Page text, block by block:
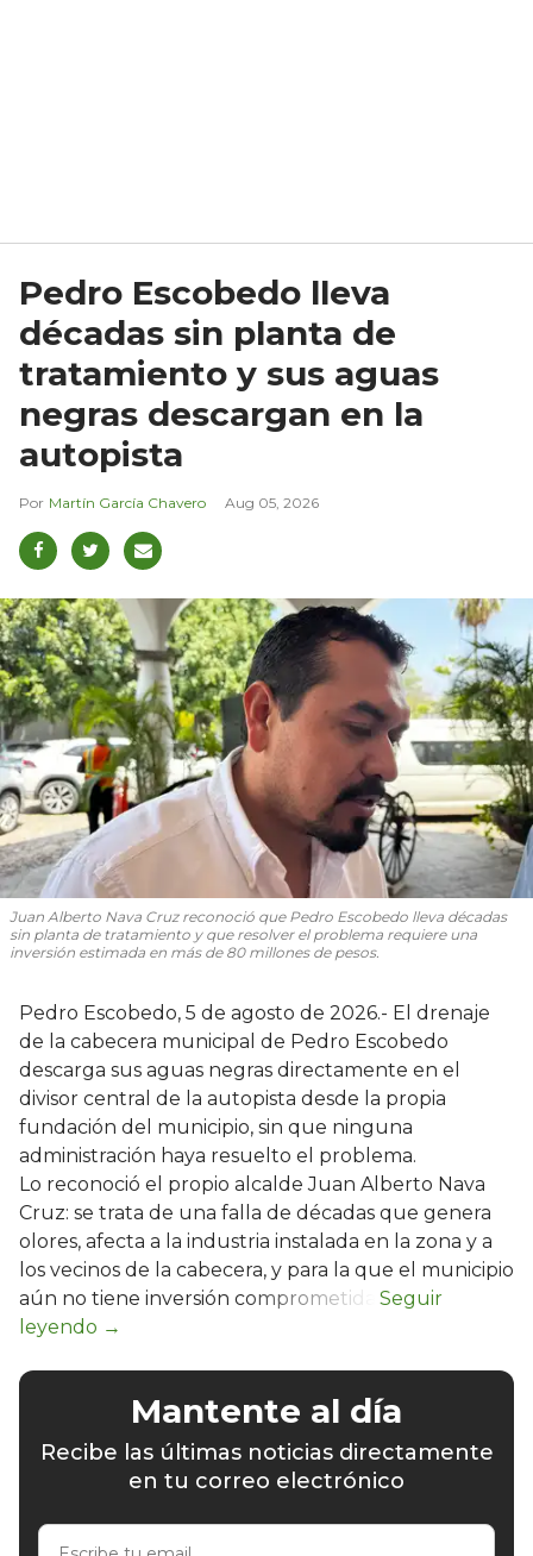
Pedro Escobedo lleva
décadas sin planta de
tratamiento y sus aguas
negras descargan en la
autopista
Martín García Chavero Aug 05, 2026
Juan Alberto Nava Cruz reconoció que Pedro Escobedo lleva décadas
sin planta de tratamiento y que resolver el problema requiere una
inversión estimada en más de 80 millones de pesos.
Pedro Escobedo, 5 de agosto de 2026.- El drenaje
de la cabecera municipal de Pedro Escobedo
descarga sus aguas negras directamente en el
divisor central de la autopista desde la propia
fundación del municipio, sin que ninguna
administración haya resuelto el problema.
Lo reconoció el propio alcalde Juan Alberto Nava
Cruz: se trata de una falla de décadas que genera
olores, afecta a la industria instalada en la zona y a
los vecinos de la cabecera, y para la que el municipio
aún no tiene inversión comprometida.
Mantente al día
Recibe las últimas noticias directamente
en tu correo electrónico
Escribe